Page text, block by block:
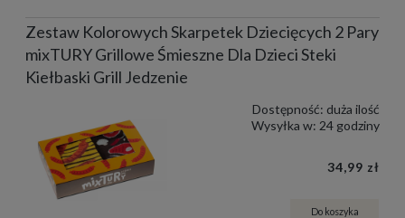
Zestaw Kolorowych Skarpetek Dziecięcych 2 Pary
mixTURY Grillowe Śmieszne Dla Dzieci Steki
Kiełbaski Grill Jedzenie
Dostępność: duża ilość
Wysyłka w: 24 godziny
34,99 zł
Do koszyka